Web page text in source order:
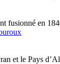
fusionné en
et le Pays